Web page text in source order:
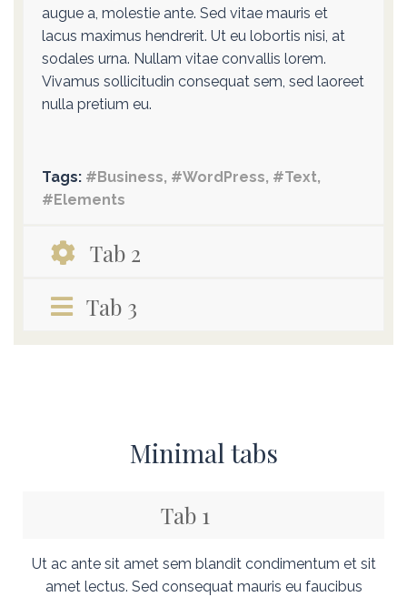
augue a, molestie ante. Sed vitae mauris et
lacus maximus hendrerit. Ut eu lobortis nisi, at
sodales urna. Nullam vitae convallis lorem.
Vivamus sollicitudin consequat sem, sed laoreet
nulla pretium eu.
Tags: #Business, #WordPress, #Text,
#Elements
Tab 2
Tab 3
Minimal tabs
Tab 1
Ut ac ante sit amet sem blandit condimentum et sit
amet lectus. Sed consequat mauris eu faucibus